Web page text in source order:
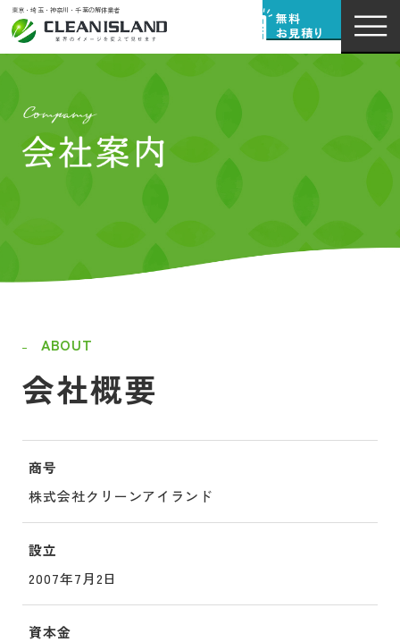
東京・埼玉・神奈川・千葉の解体業者
無料
お見積り
ABOUT
会社概要
商号
株式会社クリーンアイランド
設立
2007年7月2日
資本金